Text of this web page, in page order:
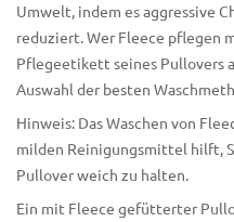
Umwelt, indem es aggressive
reduziert. Wer Fleece pflegen
Pflegeetikett seines Pullovers
Auswahl der besten
Hinweis: Das Waschen von
milden Reinigungsmittel hilft,
Pullover weich zu halten.
Ein mit Fleece gefütterter